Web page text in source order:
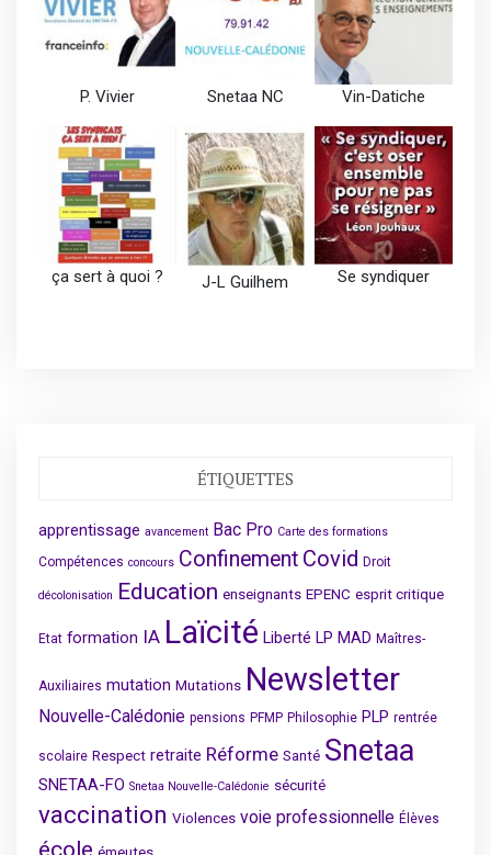
P. Vivier Snetaa NC Vin-Datiche
ça sert à quoi ? J-L Guilhem Se syndiquer
ÉTIQUETTES
apprentissage avancement Bac Pro Carte des formations
Compétences concours Confinement Covid Droit
décolonisation Education enseignants EPENC esprit critique
Etat formation IA Laïcité Liberté LP MAD Maîtres-
Auxiliaires mutation Mutations Newsletter
Nouvelle-Calédonie pensions PFMP Philosophie PLP rentrée
scolaire Respect retraite Réforme Santé Snetaa
SNETAA-FO Snetaa Nouvelle-Calédonie sécurité
vaccination Violences voie professionnelle Élèves